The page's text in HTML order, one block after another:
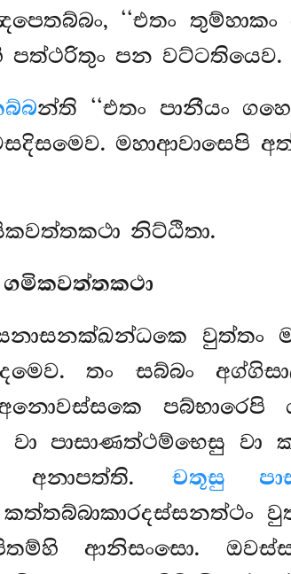
‘‘එතං තුම්හාකං
පන වට්ටතියෙව.
න්ති ‘‘එතං පානීයං
මහාආවාසෙපි
නිට්ඨිතා.
ගමිකවත්තකථා
වුත්තං
තං සබ්බං
පබ්භාරෙපි
පාසාණත්ථම්භෙසු වා
අනාපත්ති.චතූසු
ආනිසංසො.